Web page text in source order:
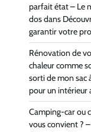
parfait état – Le
dosdans
garantir votre
Rénovation de
chaleur comme
sorti de mon sac
pour un intérieur
Camping-car ou
vous convient ?